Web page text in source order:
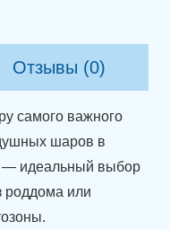
Отзывы (0)
самого важного
шаров в
— идеальный выбор
роддома или